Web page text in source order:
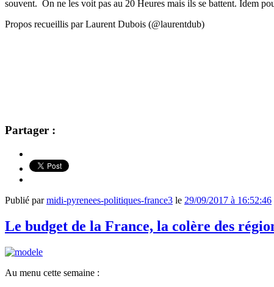
souvent. On ne les voit pas au 20 Heures mais ils se battent. Idem
Propos recueillis par Laurent Dubois (@laurentdub)
Partager :
Publié parmidi-pyrenees-politiques-france3 le 29/09/2017 à 16:52:46
Le budget de la France, la colère des
Au menu cette semaine :